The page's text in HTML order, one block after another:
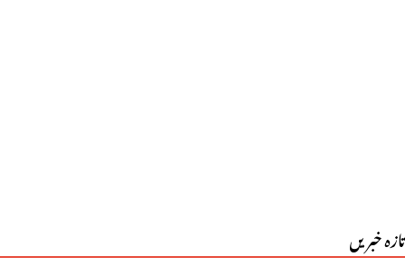
تازہ خبریں